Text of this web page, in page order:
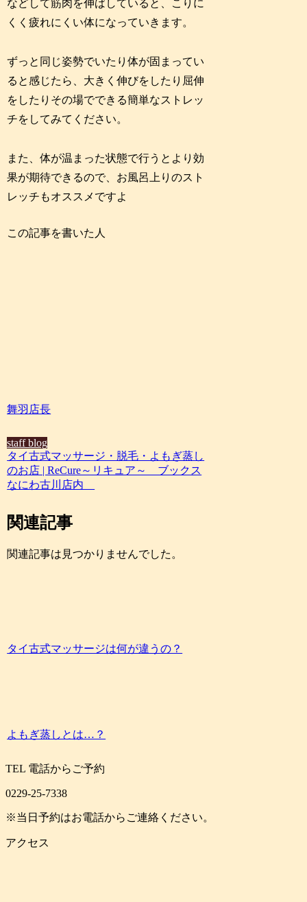
などして筋肉を伸ばしていると、こりに
くく疲れにくい体になっていきます。
ずっと同じ姿勢でいたり体が固まってい
ると感じたら、大きく伸びをしたり屈伸
をしたりその場でできる簡単なストレッ
チをしてみてください。
また、体が温まった状態で行うとより効
果が期待できるので、お風呂上りのスト
レッチもオススメですよ
この記事を書いた人
舞羽店長
staff blog
タイ古式マッサージ・脱毛・よもぎ蒸し
のお店 | ReCure～リキュア～ ブックス
なにわ古川店内
関連記事
関連記事は見つかりませんでした。
タイ古式マッサージは何が違うの？
よもぎ蒸しとは…？
TEL 電話からご予約
0229-25-7338
※当日予約はお電話からご連絡ください。
アクセス